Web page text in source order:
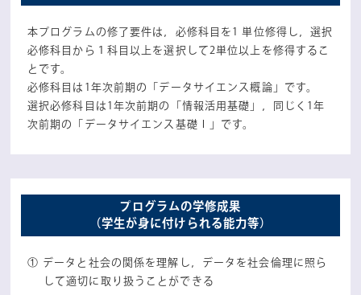
本プログラムの修了要件は，必修科目を1 単位修得し，選択
必修科目から１科目以上を選択して2単位以上を修得するこ
とです。
必修科目は1年次前期の「データサイエンス概論」です。
選択必修科目は1年次前期の「情報活用基礎」，同じく1年
次前期の「データサイエンス基礎Ⅰ」です。
プログラムの学修成果
（学生が身に付けられる能力等）
データと社会の関係を理解し，データを社会倫理に照ら
して適切に取り扱うことができる